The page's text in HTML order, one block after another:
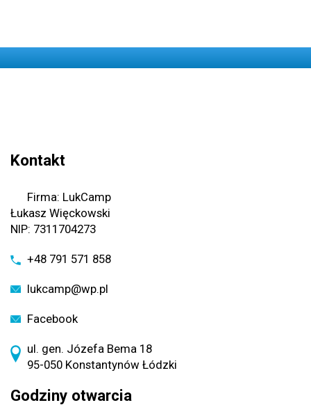
Kontakt
Firma: LukCamp
Łukasz Więckowski
NIP: 7311704273
+48 791 571 858
lukcamp@wp.pl
Facebook
ul. gen. Józefa Bema 18
95-050 Konstantynów Łódzki
Godziny otwarcia